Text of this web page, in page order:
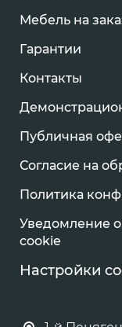
Мебель на
Гарантии
Контакты
Публичная
Согласие на
Политика
Уведомление
cookie
Настройки